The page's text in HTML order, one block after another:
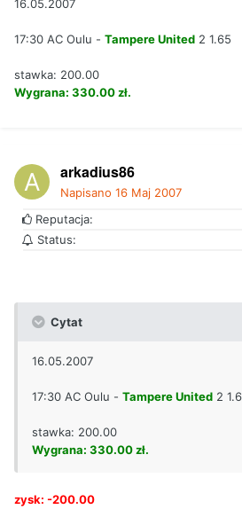
16.05.2007
17:30 AC Oulu - Tampere United 2 1.65
stawka: 200.00
Wygrana: 330.00 zł.
arkadius86
Napisano 16 Maj 2007
Reputacja:
Status:
Cytat
16.05.2007
17:30 AC Oulu - Tampere United 2
stawka: 200.00
Wygrana: 330.00 zł.
zysk: -200.00